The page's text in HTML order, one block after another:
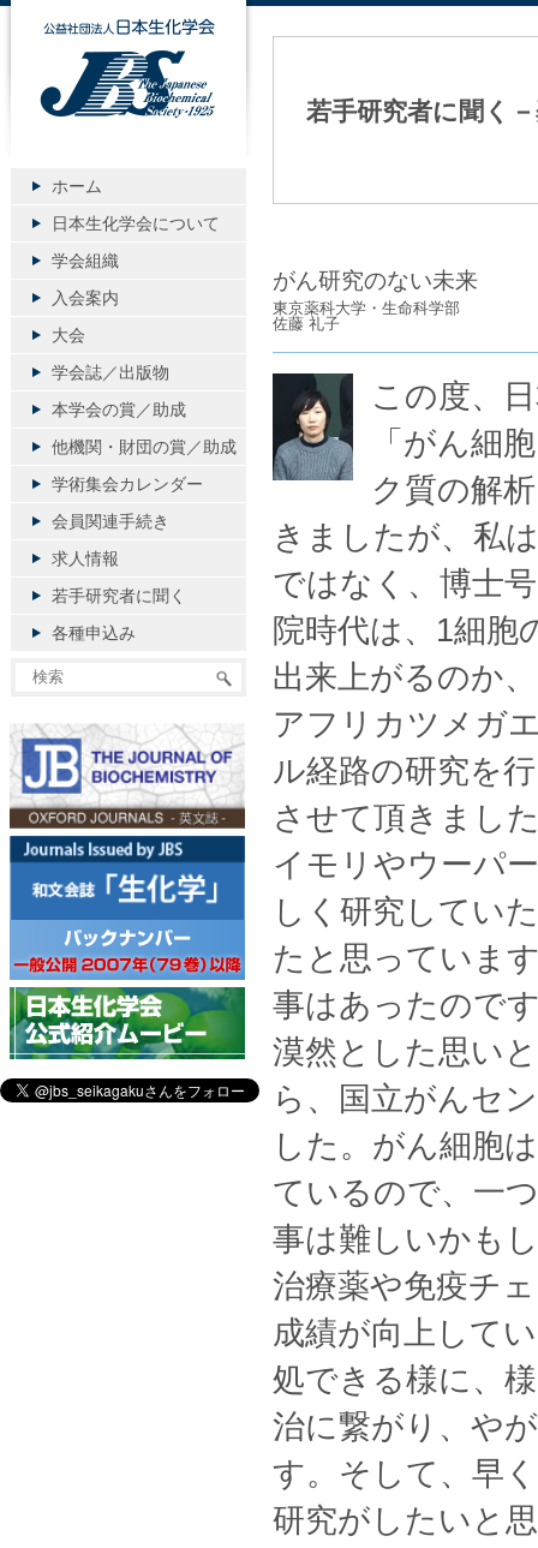
若手研究者に聞く
がん研究のない未来
東京薬科大学・生命科学部
佐藤 礼子
この度、
「がん細
ク質の解
きましたが、私
ではなく、博士
院時代は、1細胞
出来上がるのか
アフリカツメガ
ル経路の研究を
させて頂きまし
イモリやウーパ
しく研究してい
たと思っていま
事はあったので
漠然とした思い
ら、国立がんセ
した。がん細胞
ているので、一
事は難しいかも
治療薬や免疫チ
成績が向上して
処できる様に、
治に繋がり、や
す。そして、早
研究がしたいと
公益社団法人日本生化学会
ホーム
日本生化学会について
学会組織
入会案内
大会
学会誌／出版物
本学会の賞／助成
他機関・財団の賞／助成
学術集会カレンダー
会員関連手続き
求人情報
若手研究者に聞く
各種申込み